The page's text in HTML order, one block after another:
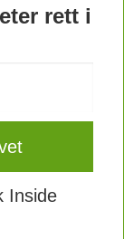
rett i
Inside